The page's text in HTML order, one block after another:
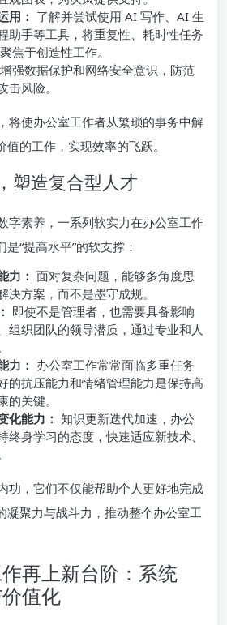
用： 了解并尝试使用 AI 写作、AI 生
助手等工具，将重复性、耗时性任务
焦于创造性工作。
增强数据保护和网络安全意识，防范
风险。
将使办公室工作者从繁琐的事务中解
的工作，实现效率的飞跃。
塑造复合型人才
字素养，一系列软实力在办公室工作
“提高水平”的软支撑：
力： 面对复杂问题，能够多角度思
决方案，而不是墨守成规。
即使不是管理者，也需要具备影响
组织团队的领导潜质，通过专业和人
力： 办公室工作常常面临多重任务
的抗压能力和情绪管理能力是保持高
关键。
化能力： 知识更新迭代加速，办公
终身学习的态度，快速适应新技术、
功，它们不仅能帮助个人更好地完成
凝聚力与战斗力，推动整个办公室工
再上新台阶：系统
值化